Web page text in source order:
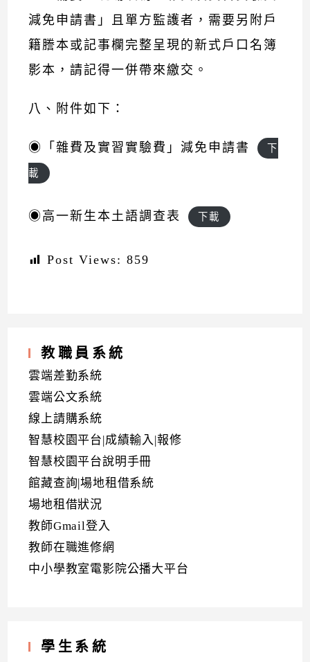
減免申請書」且單方監護者，需要另附戶
籍謄本或記事欄完整呈現的新式戶口名簿
影本，請記得一併帶來繳交。
八、附件如下：
◉「雜費及實習實驗費」減免申請書 下
載
◉高一新生本土語調查表 下載
Post Views: 859
教職員系統
雲端差勤系統
雲端公文系統
線上請購系統
智慧校園平台|成績輸入|報修
智慧校園平台說明手冊
館藏查詢|場地租借系統
場地租借狀況
教師Gmail登入
教師在職進修網
中小學教室電影院公播大平台
學生系統